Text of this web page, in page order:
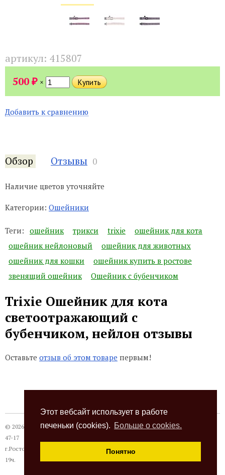
Этот вебсайт использует в работе
печеньки (cookies). Больше о cookies.
Понятно
артикул: 415807
500₽ ×
Добавить к сравнению
Обзор Отзывы 0
Наличие цветов уточняйте
Категории: Ошейники
Теги: ошейник трикси trixie
ошейник для кота
ошейник нейлоновый
ошейник для животных
ошейник для кошки
ошейник купить в ростове
звенящий ошейник
Ошейник с бубенчиком
Trixie Ошейник для кота
светоотражающий с
бубенчиком, нейлон отзывы
Оставьте отзыв об этом товаре первым!
© 2026 Термокот, +7 (863) 24-28-999 +7 (989) 620-
47-17
г.Ростов-на-Дону, ул. Павлодарская, 18а, с 10 до
19ч.